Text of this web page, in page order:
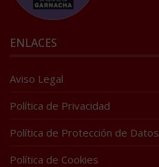
ENLACES
Aviso Legal
Política de Privacidad
Política de Protección de Datos
Política de Cookies